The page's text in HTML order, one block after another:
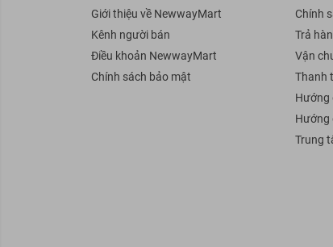
Giới thiệu về NewwayMart
Kênh người bán
Điều khoản NewwayMart
Chính sách bảo mật
Chính
Trả
Vận
Thanh
Hướng
Hướng
Trung